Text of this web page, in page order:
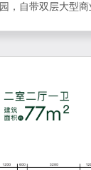
，自带双层大型商